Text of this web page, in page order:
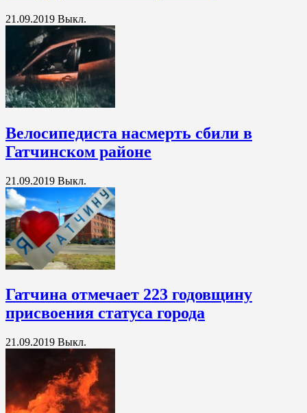
21.09.2019 Выкл.
Велосипедиста насмерть сбили в
Гатчинском районе
21.09.2019 Выкл.
Гатчина отмечает 223 годовщину
присвоения статуса города
21.09.2019 Выкл.